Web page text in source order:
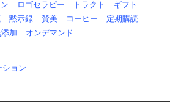
ロゴセラピー トラクト
ギフト
黙示録 賛美 コーヒー
定期購読
加
オンデマンド
ション